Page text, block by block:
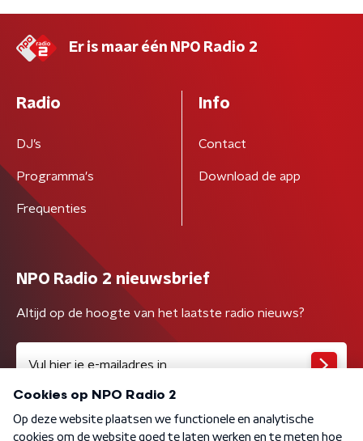
Er is maar één NPO Radio 2
Radio
DJ’s
Programma's
Frequenties
Info
Contact
Download de app
NPO Radio 2 nieuwsbrief
Altijd op de hoogte van het laatste radio nieuws?